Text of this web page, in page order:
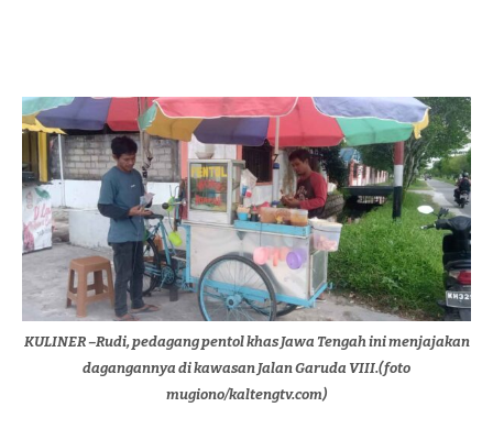
KULINER –Rudi, pedagang pentol khas Jawa Tengah ini menjajakan
dagangannya di kawasan Jalan Garuda VIII.(foto
mugiono/kaltengtv.com)